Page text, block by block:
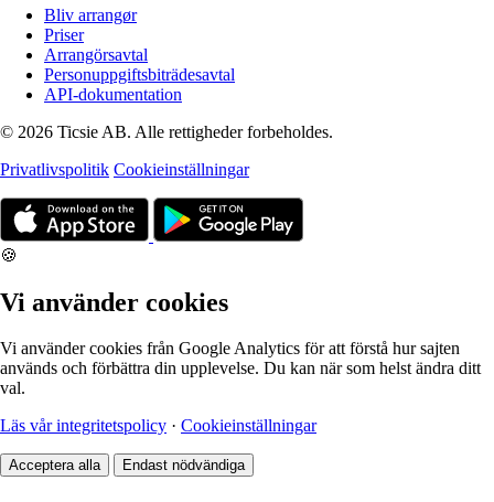
Bliv arrangør
Priser
Arrangörsavtal
Personuppgiftsbiträdesavtal
API-dokumentation
© 2026 Ticsie AB. Alle rettigheder forbeholdes.
Privatlivspolitik Cookieinställningar
🍪
Vi använder cookies
Vi använder cookies från Google Analytics för att förstå hur sajten
används och förbättra din upplevelse. Du kan när som helst ändra ditt
val.
Läs vår integritetspolicy · Cookieinställningar
Acceptera alla Endast nödvändiga